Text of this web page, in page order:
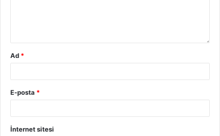
Ad *
E-posta *
İnternet sitesi